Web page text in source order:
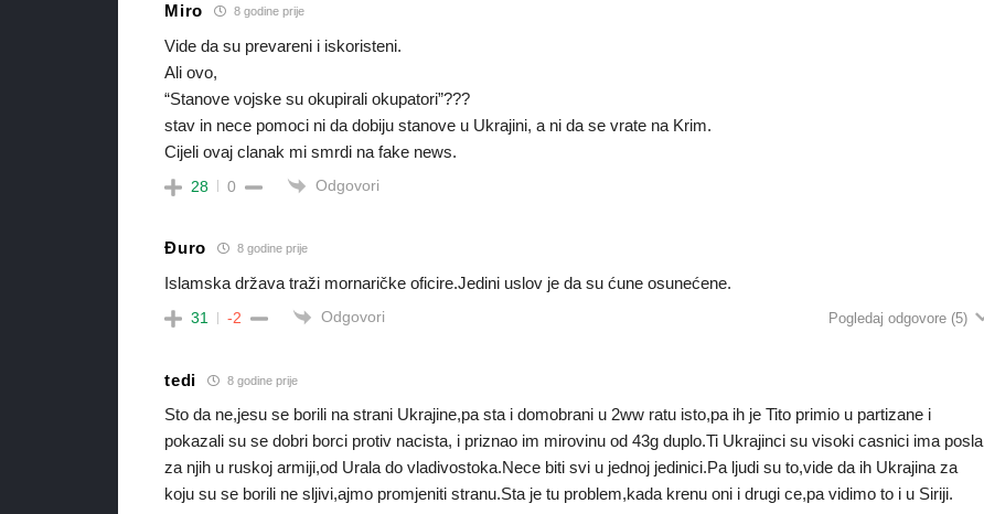
Miro 8 godine prije
Vide da su prevareni i iskoristeni.
Ali ovo,
“Stanove vojske su okupirali okupatori”???
stav in nece pomoci ni da dobiju stanove u Ukrajini, a ni da se vrate na Krim.
Cijeli ovaj clanak mi smrdi na fake news.
28 0 Odgovori
Đuro 8 godine prije
Islamska država traži mornaričke oficire.Jedini uslov je da su ćune osunećene.
31 -2 Odgovori Pogledaj odgovore (5)
tedi 8 godine prije
Sto da ne,jesu se borili na strani Ukrajine,pa sta i domobrani u 2ww ratu isto,pa ih je Tito primio u partizane i
pokazali su se dobri borci protiv nacista, i priznao im mirovinu od 43g duplo.Ti Ukrajinci su visoki casnici ima posla
za njih u ruskoj armiji,od Urala do vladivostoka.Nece biti svi u jednoj jedinici.Pa ljudi su to,vide da ih Ukrajina za
koju su se borili ne sljivi,ajmo promjeniti stranu.Sta je tu problem,kada krenu oni i drugi ce,pa vidimo to i u Siriji.